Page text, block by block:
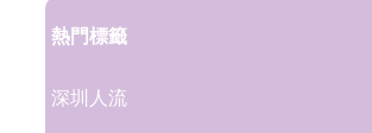
熱門標籤
深圳人流